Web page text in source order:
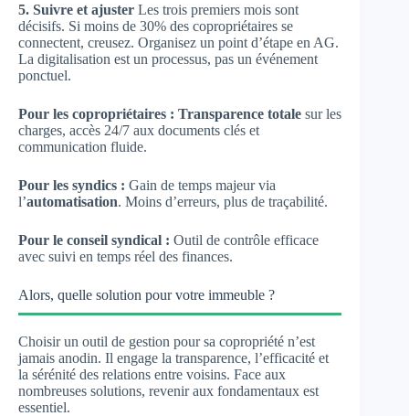
5. Suivre et ajuster Les trois premiers mois sont
décisifs. Si moins de 30% des copropriétaires se
connectent, creusez. Organisez un point d’étape en AG.
La digitalisation est un processus, pas un événement
ponctuel.
Pour les copropriétaires : Transparence totale sur les
charges, accès 24/7 aux documents clés et
communication fluide.
Pour les syndics : Gain de temps majeur via
l’automatisation. Moins d’erreurs, plus de traçabilité.
Pour le conseil syndical : Outil de contrôle efficace
avec suivi en temps réel des finances.
Alors, quelle solution pour votre immeuble ?
Choisir un outil de gestion pour sa copropriété n’est
jamais anodin. Il engage la transparence, l’efficacité et
la sérénité des relations entre voisins. Face aux
nombreuses solutions, revenir aux fondamentaux est
essentiel.